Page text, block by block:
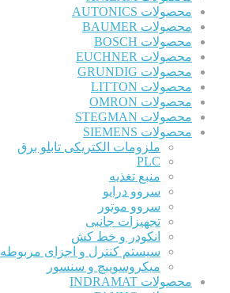
محصولات AUTONICS
محصولات BAUMER
محصولات BOSCH
محصولات EUCHNER
محصولات GRUNDIG
محصولات LITTON
محصولات OMRON
محصولات STEGMAN
محصولات SIEMENS
ملزومات الکتریکی تابلو برق
PLC
منبع تغذیه
سروو درایو
سروو موتور
تجهیزات جانبی
انکودر و خط کش
سیستم کنترل و اجزای مربوطه
میکروسوییچ و سنسور
محصولات INDRAMAT